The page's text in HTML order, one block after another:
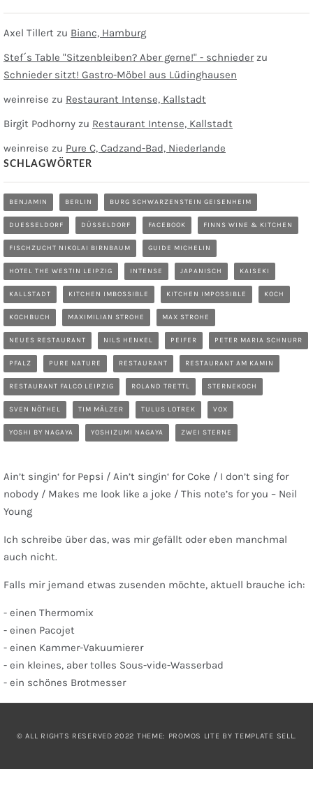
Axel Tillert zu Bianc, Hamburg
Stef´s Table "Sitzenbleiben? Aber gerne!" - schniederzu
Schnieder sitzt! Gastro-Möbel aus Lüdinghausen
weinreise zu Restaurant Intense, Kallstadt
Birgit Podhorny zu Restaurant Intense, Kallstadt
weinreise zu Pure C, Cadzand-Bad, Niederlande
SCHLAGWÖRTER
BENJAMIN BERLIN BURG SCHWARZENSTEIN GEISENHEIM
DUESSELDORF DÜSSELDORF FACEBOOK FINNS WINE & KITCHEN
FISCHZUCHT NIKOLAI BIRNBAUM GUIDE MICHELIN
HOTEL THE WESTIN LEIPZIG INTENSE JAPANISCH KAISEKI
KALLSTADT KITCHEN IMBOSSIBLE KITCHEN IMPOSSIBLE KOCH
KOCHBUCH MAXIMILIAN STROHE MAX STROHE
NEUES RESTAURANT NILS HENKEL PEIFER PETER MARIA SCHNURR
PFALZ PURE NATURE RESTAURANT RESTAURANT AM KAMIN
RESTAURANT FALCO LEIPZIG ROLAND TRETTL STERNEKOCH
SVEN NÖTHEL TIM MÄLZER TULUS LOTREK VOX
YOSHI BY NAGAYA YOSHIZUMI NAGAYA ZWEI STERNE
Ain’t singin‘ for Pepsi / Ain’t singin‘ for Coke / I don’t sing for
nobody / Makes me look like a joke / This note’s for you – Neil
Young
Ich schreibe über das, was mir gefällt oder eben manchmal
auch nicht.
Falls mir jemand etwas zusenden möchte, aktuell brauche ich:
- einen Thermomix
- einen Pacojet
- einen Kammer-Vakuumierer
- ein kleines, aber tolles Sous-vide-Wasserbad
- ein schönes Brotmesser
© ALL RIGHTS RESERVED 2022 THEME: PROMOS LITE BYTEMPLATE SELL.